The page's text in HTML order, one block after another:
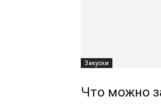
Закуски
Что можно